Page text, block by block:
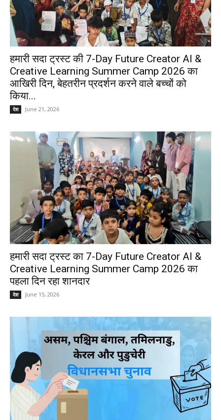
हमारी सदा ट्रस्ट की 7-Day Future Creator AI &
Creative Learning Summer Camp 2026 का
आखिरी दिन, बेहतरीन प्रदर्शन करने वाले बच्चों को
किया...
देश June 21, 2026
हमारी सदा ट्रस्ट का 7-Day Future Creator AI &
Creative Learning Summer Camp 2026 का
पहला दिन रहा शानदार
देश June 15, 2026